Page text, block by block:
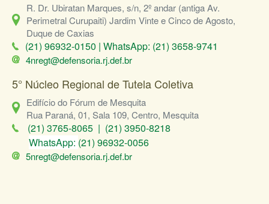
R. Dr. Ubiratan Marques, s/n, 2º andar (antiga Av.
Perimetral Curupaiti) Jardim Vinte e Cinco de Agosto,
Duque de Caxias
(21) 96932-0150 | WhatsApp: (21) 3658-9741
4nregt@defensoria.rj.def.br
5° Núcleo Regional de Tutela Coletiva
Edifício do Fórum de Mesquita
Rua Paraná, 01, Sala 109, Centro, Mesquita
(21) 3765-8065 | (21) 3950-8218
WhatsApp: (21) 96932-0056
5nregt@defensoria.rj.def.br